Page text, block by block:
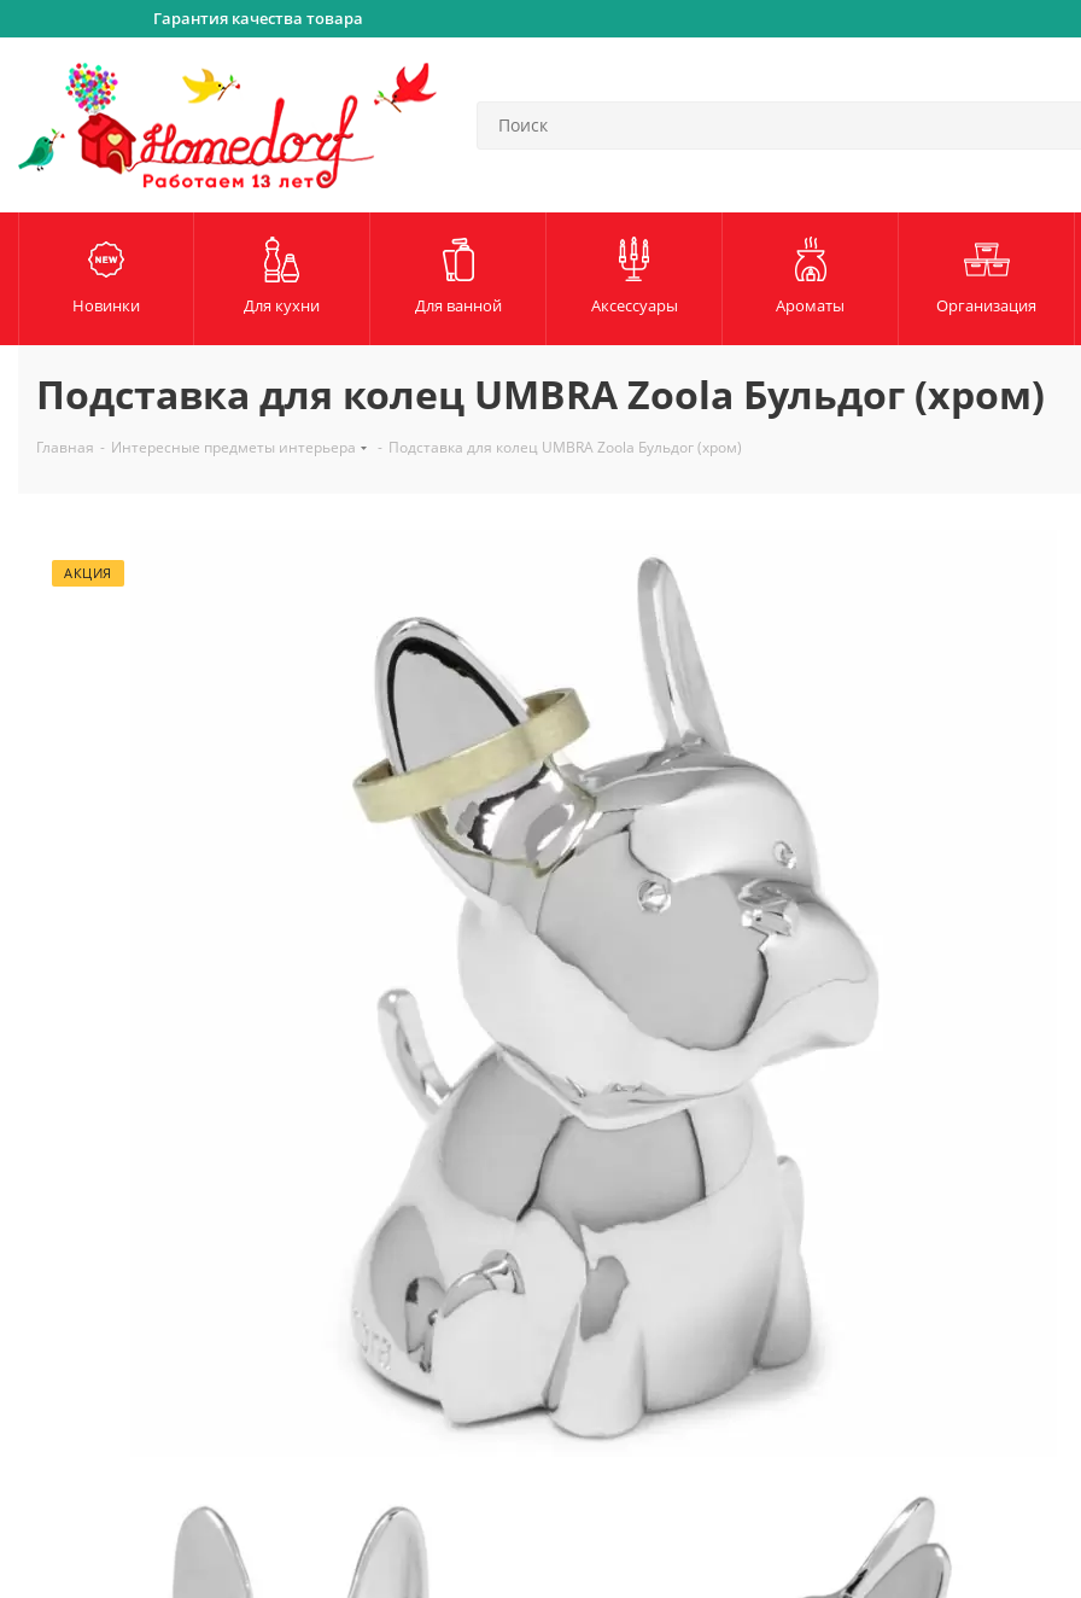
Гарантия качества товара
Новинки Для кухни Для ванной Аксессуары Ароматы Организация
Подставка для колец UMBRA Zoola Бульдог (хром)
Главная - Интересные предметы интерьера - Подставка для колец UMBRA Zoola Бульдог (хром)
АКЦИЯ